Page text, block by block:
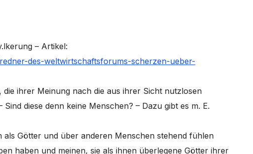
– Artikel:
des-weltwirtschaftsforums-scherzen-ueber-
die ihrer Meinung nach die aus ihrer Sicht nutzlosen
diese denn keine Menschen? – Dazu gibt es m. E.
als Götter und über anderen Menschen stehend fühlen
haben und meinen, sie als ihnen überlegene Götter ihrer